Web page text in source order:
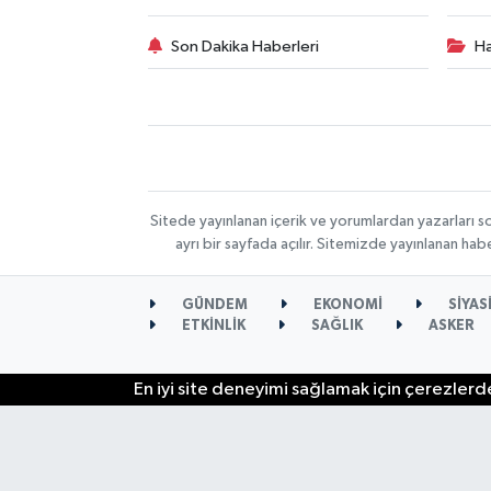
Son Dakika Haberleri
Sitede yayınlanan içerik ve yorumlardan yazarları
ayrı bir sayfada açılır. Sitemizde yayınlanan
GÜNDEM EKONOMİ
ETKİNLİK
SAĞLIK ASKER
En iyi site deneyimi sağlamak için